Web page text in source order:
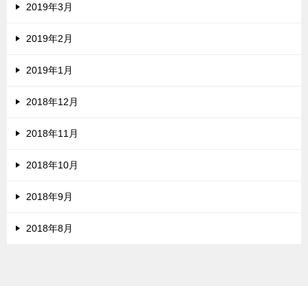
2019年3月
2019年2月
2019年1月
2018年12月
2018年11月
2018年10月
2018年9月
2018年8月